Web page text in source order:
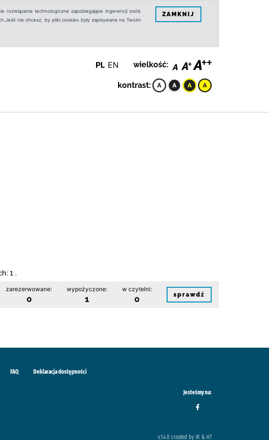
technologiczne zapobiegające ingerencji osób
nie chcesz, by pliki cookies były zapisywane na Twoim
ZAMKNIJ
PL EN wielkość:
kontrast:
1 .
zarezerwowane:
0
wypożyczone:
1
w czytelni:
0 sprawdź
FAQ Deklaracja dostępności
Jesteśmy na:
v.1.4.0 created by IK & H7